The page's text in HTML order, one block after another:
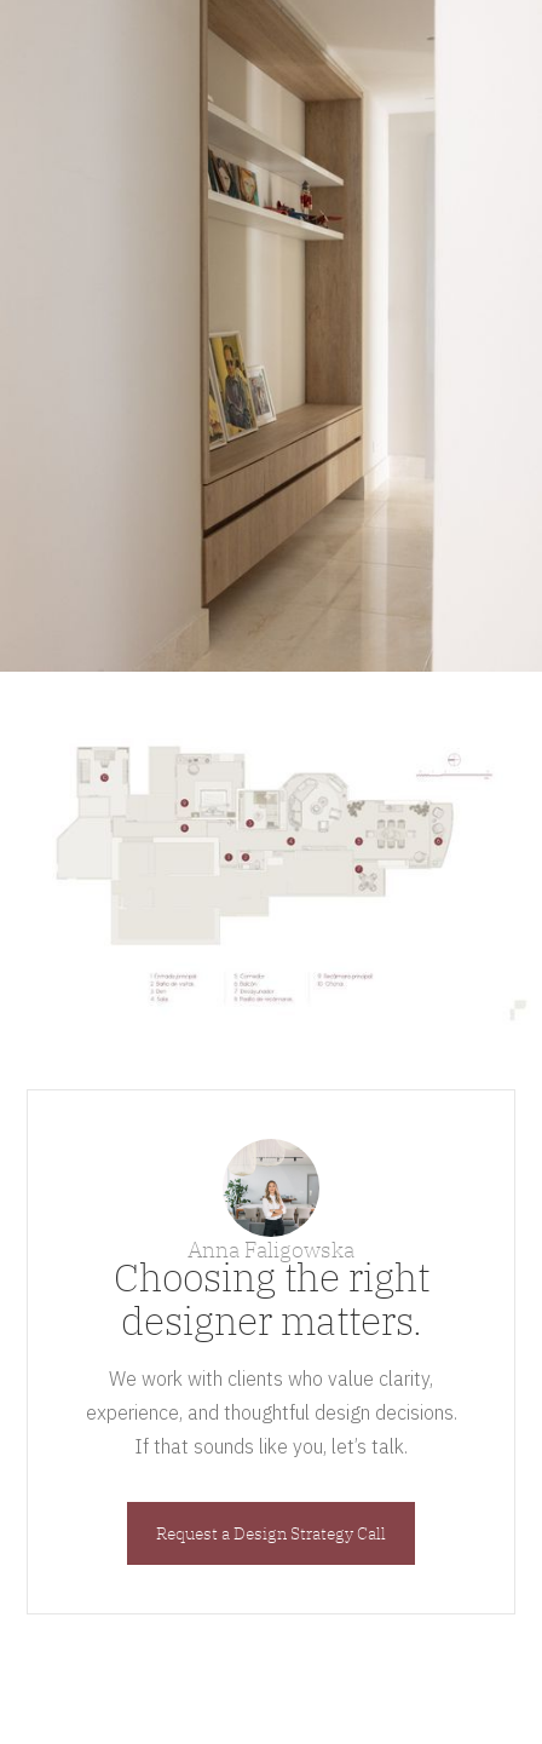
Anna Faligowska
Choosing the right
designer matters.
We work with clients who value clarity,
experience, and thoughtful design decisions.
If that sounds like you, let’s talk.
Request a Design Strategy Call